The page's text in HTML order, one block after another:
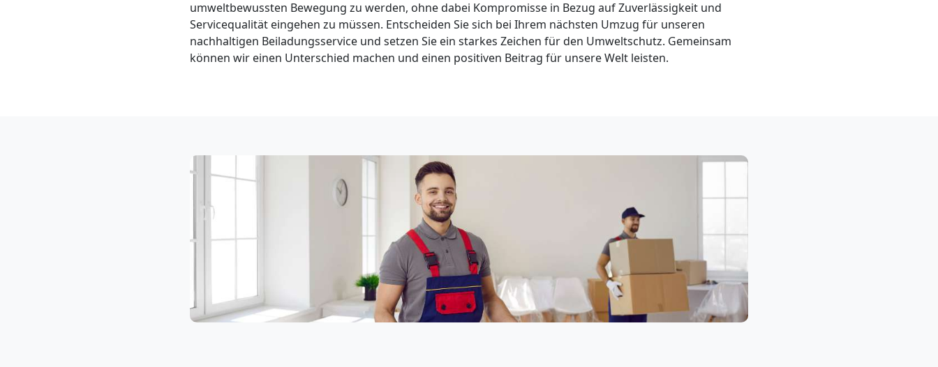
umweltbewussten Bewegung zu werden, ohne dabei Kompromisse in Bezug auf Zuverlässigkeit und
Servicequalität eingehen zu müssen. Entscheiden Sie sich bei Ihrem nächsten Umzug für unseren
nachhaltigen Beiladungsservice und setzen Sie ein starkes Zeichen für den Umweltschutz. Gemeinsam
können wir einen Unterschied machen und einen positiven Beitrag für unsere Welt leisten.
Klaviertransport